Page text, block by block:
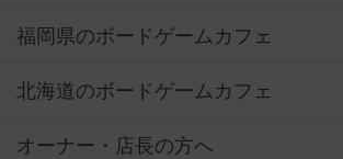
福岡県のボードゲームカフェ
北海道のボードゲームカフェ
オーナー・店長の方へ